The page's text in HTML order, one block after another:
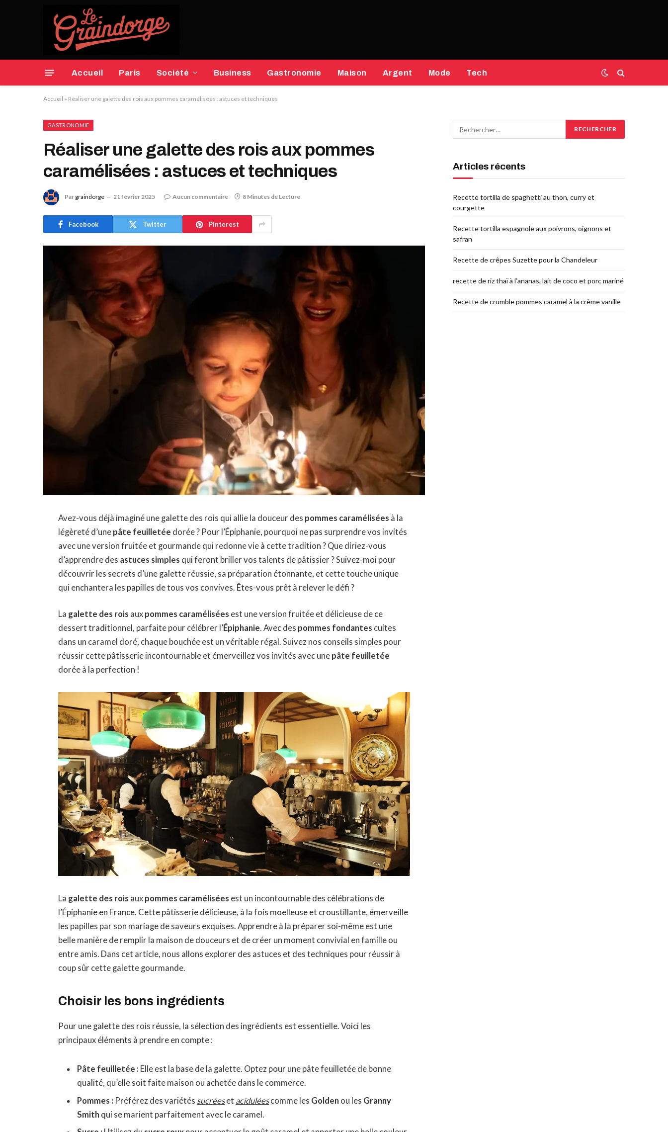
Accueil Paris Société Business Gastronomie Maison Argent Mode Tech
Accueil » Réaliser une galette des rois aux pommes caramélisées : astuces et techniques
GASTRONOMIE
Réaliser une galette des rois aux pommes
caramélisées : astuces et techniques
Par graindorge 21 février 2025 Aucun commentaire 8 Minutes de Lecture
Facebook Twitter Pinterest
Avez-vous déjà imaginé une galette des rois qui allie la douceur des pommes caramélisées à la
légèreté d’une pâte feuilletée dorée ? Pour l’Épiphanie, pourquoi ne pas surprendre vos invités
avec une version fruitée et gourmande qui redonne vie à cette tradition ? Que diriez-vous
d’apprendre des astuces simples qui feront briller vos talents de pâtissier ? Suivez-moi pour
découvrir les secrets d’une galette réussie, sa préparation étonnante, et cette touche unique
qui enchantera les papilles de tous vos convives. Êtes-vous prêt à relever le défi ?
La galette des rois aux pommes caramélisées est une version fruitée et délicieuse de ce
dessert traditionnel, parfaite pour célébrer l’Épiphanie. Avec des pommes fondantes cuites
dans un caramel doré, chaque bouchée est un véritable régal. Suivez nos conseils simples pour
réussir cette pâtisserie incontournable et émerveillez vos invités avec une pâte feuilletée
dorée à la perfection !
La galette des rois aux pommes caramélisées est un incontournable des célébrations de
l’Épiphanie en France. Cette pâtisserie délicieuse, à la fois moelleuse et croustillante, émerveille
les papilles par son mariage de saveurs exquises. Apprendre à la préparer soi-même est une
belle manière de remplir la maison de douceurs et de créer un moment convivial en famille ou
entre amis. Dans cet article, nous allons explorer des astuces et des techniques pour réussir à
coup sûr cette galette gourmande.
Choisir les bons ingrédients
Pour une galette des rois réussie, la sélection des ingrédients est essentielle. Voici les
principaux éléments à prendre en compte :
Pâte feuilletée : Elle est la base de la galette. Optez pour une pâte feuilletée de bonne
qualité, qu’elle soit faite maison ou achetée dans le commerce.
Pommes : Préférez des variétés sucréeset aciduléescomme les Golden ou les Granny
Smith qui se marient parfaitement avec le caramel.
Articles récents
Recette tortilla de spaghetti au thon, curry et
courgette
Recette tortilla espagnole aux poivrons, oignons et
safran
Recette de crêpes Suzette pour la Chandeleur
recette de riz thaï à l’ananas, lait de coco et porc mariné
Recette de crumble pommes caramel à la crème vanille